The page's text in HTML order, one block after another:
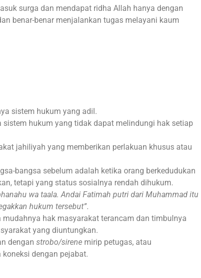
surga dan mendapat ridha Allah hanya dengan
benar-benar menjalankan tugas melayani kaum
sistem hukum yang adil.
sistem hukum yang tidak dapat melindungi hak setiap
jahiliyah yang memberikan perlakuan khusus atau
bangsa sebelum adalah ketika orang berkedudukan
tetapi yang status sosialnya rendah dihukum.
wa taala. Andai Fatimah putri dari Muhammad itu
hukum tersebut”.
hak masyarakat terancam dan timbulnya
yang diuntungkan.
dengan strobo/sirene mirip petugas, atau
dengan pejabat.